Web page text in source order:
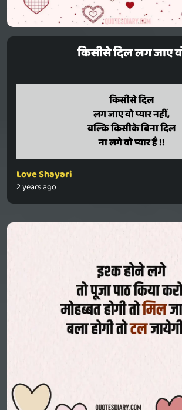
किसीसे दिल लग जाए
किसीसे दिल
लग जाए वो प्यार नहीं,
बल्कि किसीके बिना दिल
ना लगे वो प्यार है !!
kisise dil
lag jae wo pyaar nahin,
balki kisike bina dil
na lage wo pyaar hai !!
Love Shayari
2 years ago